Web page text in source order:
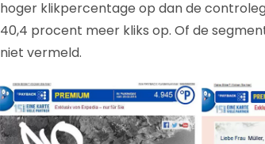
hoger klikpercentage op dan de
40,4 procent meer kliks op. Of de
niet vermeld.